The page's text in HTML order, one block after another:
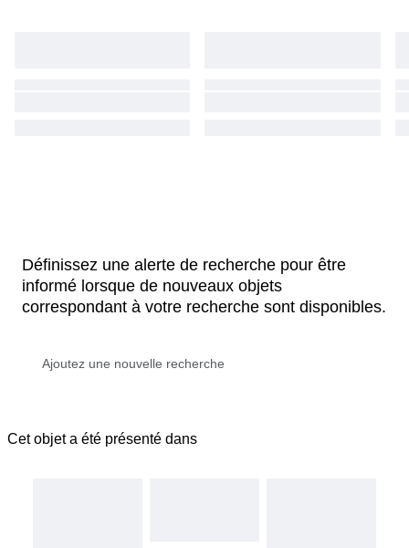
Définissez une alerte de recherche pour être
informé lorsque de nouveaux objets
correspondant à votre recherche sont disponibles.
Cet objet a été présenté dans